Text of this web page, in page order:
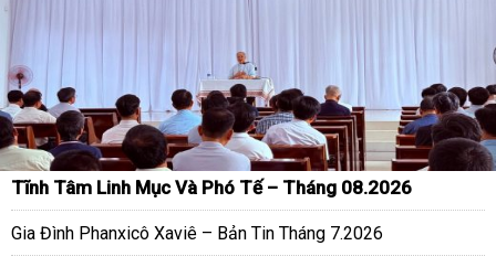
Tĩnh Tâm Linh Mục Và Phó Tế – Tháng 08.2026
Gia Đình Phanxicô Xaviê – Bản Tin Tháng 7.2026